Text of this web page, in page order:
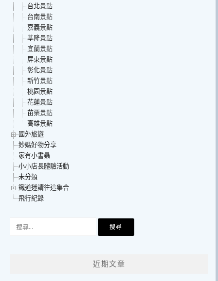
台北景點
台南景點
嘉義景點
基隆景點
宜蘭景點
屏東景點
彰化景點
新竹景點
桃園景點
花蓮景點
苗栗景點
高雄景點
國外旅遊
妙媽好物分享
家有小書蟲
小小店長體驗活動
未分類
鐵道迷請往這集合
飛行紀錄
近期文章